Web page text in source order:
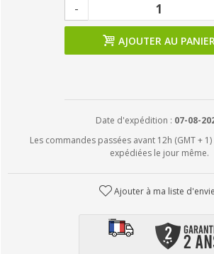
-
AJOUTER AU
Date d'expédition : 07-08-
Les commandes passées avant 12h (GMT +
expédiées le jour même.
Ajouter à ma liste